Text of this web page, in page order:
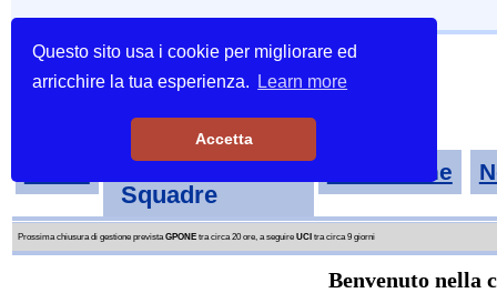
Questo sito usa i cookie per migliorare ed
arricchire la tua esperienza.
Learn more
Accetta
Tornei-
Squadre
Classifiche
Prossima chiusura di gestione previstaGPONEtra circa 20 ore, a seguire UCI tra circa 9 giorni
Benvenuto nella